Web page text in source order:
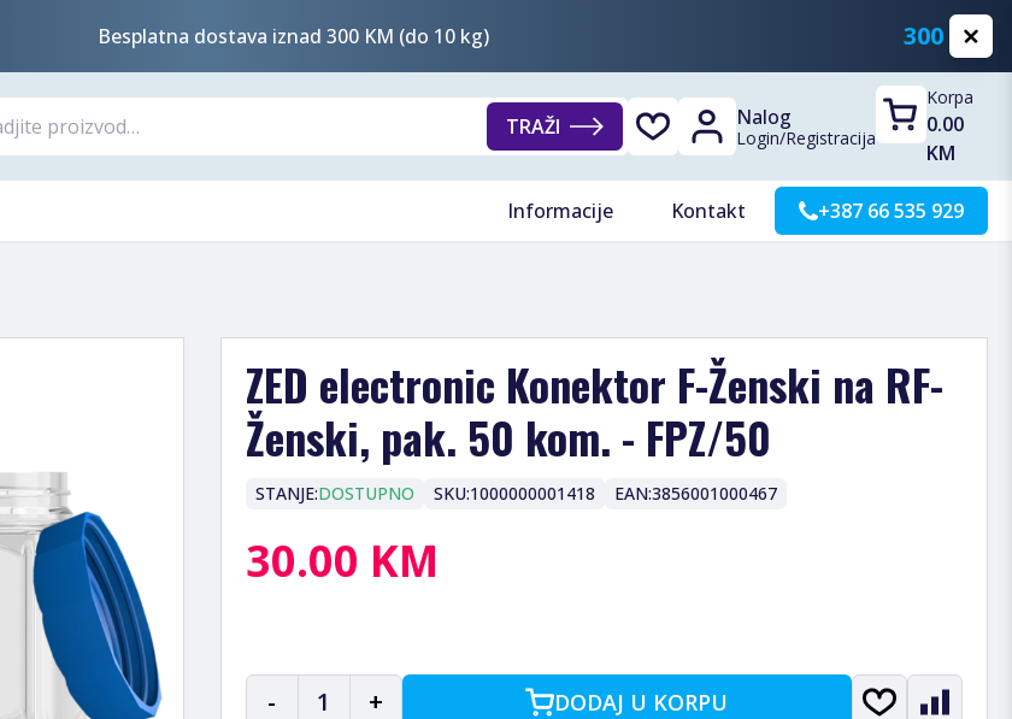
Besplatna dostava iznad 300 KM (do 10 kg) 300 KM
TRAŽI Nalog
Login/Registracija
Korpa
0.00
KM
Informacije Kontakt +387 66 535 929
ZED electronic Konektor F-Ženski na RF-
Ženski, pak. 50 kom. - FPZ/50
STANJE:DOSTUPNO SKU:1000000001418 EAN:3856001000467
30.00 KM
- 1 + DODAJ U KORPU